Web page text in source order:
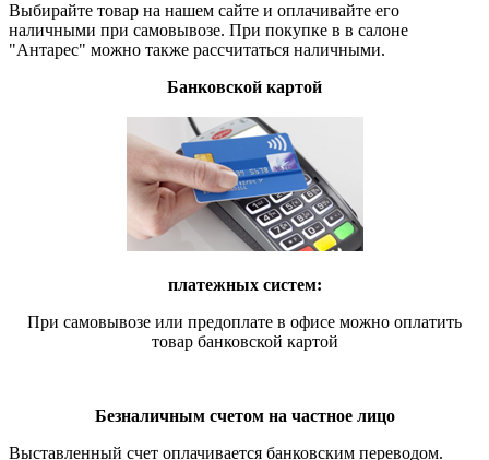
Выбирайте товар на нашем сайте и оплачивайте его
наличными при самовывозе. При покупке в в салоне
"Антарес" можно также рассчитаться наличными.
Банковской картой
платежных систем:
При самовывозе или предоплате в офисе можно оплатить
товар банковской картой
Безналичным счетом на частное лицо
Выставленный счет оплачивается банковским переводом.